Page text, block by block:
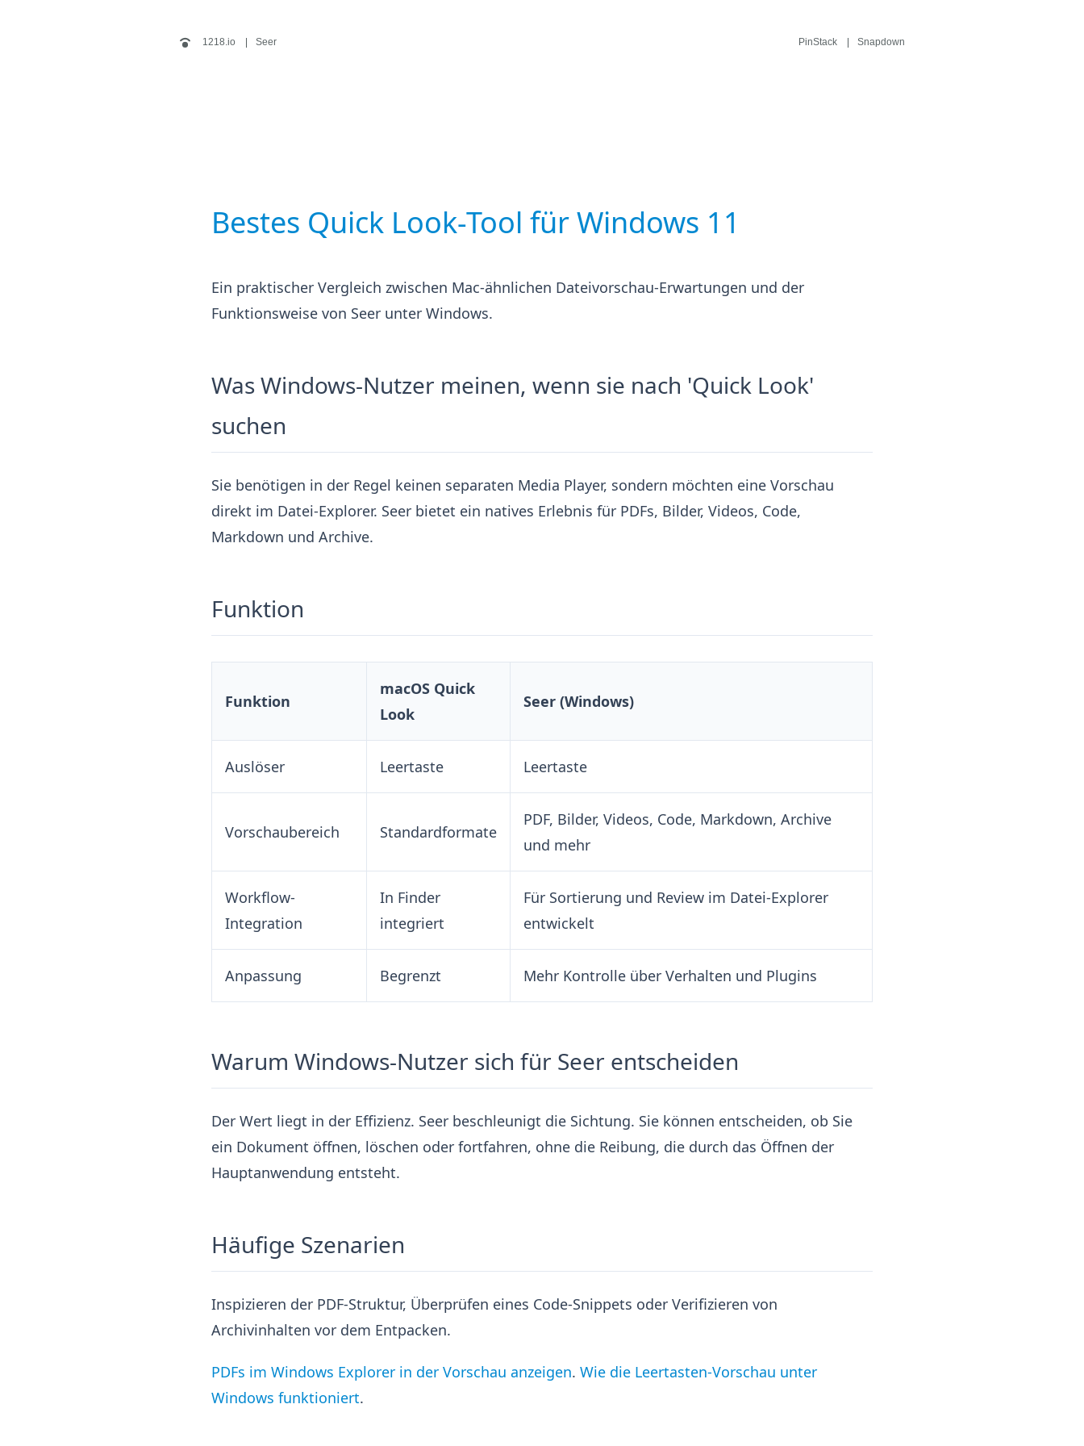
1218.io Seer PinStack Snapdown
Bestes Quick Look-Tool für Windows 11
Ein praktischer Vergleich zwischen Mac-ähnlichen Dateivorschau-Erwartungen und der
Funktionsweise von Seer unter Windows.
Was Windows-Nutzer meinen, wenn sie nach 'Quick Look'
suchen
Sie benötigen in der Regel keinen separaten Media Player, sondern möchten eine Vorschau
direkt im Datei-Explorer. Seer bietet ein natives Erlebnis für PDFs, Bilder, Videos, Code,
Markdown und Archive.
Funktion
Funktion
macOS Quick
Look
Seer (Windows)
Auslöser Leertaste Leertaste
Vorschaubereich Standardformate
PDF, Bilder, Videos, Code, Markdown, Archive
und mehr
Workflow-
Integration
In Finder
integriert
Für Sortierung und Review im Datei-Explorer
entwickelt
Anpassung Begrenzt Mehr Kontrolle über Verhalten und Plugins
Warum Windows-Nutzer sich für Seer entscheiden
Der Wert liegt in der Effizienz. Seer beschleunigt die Sichtung. Sie können entscheiden, ob Sie
ein Dokument öffnen, löschen oder fortfahren, ohne die Reibung, die durch das Öffnen der
Hauptanwendung entsteht.
Häufige Szenarien
Inspizieren der PDF-Struktur, Überprüfen eines Code-Snippets oder Verifizieren von
Archivinhalten vor dem Entpacken.
PDFs im Windows Explorer in der Vorschau anzeigen. Wie die Leertasten-Vorschau unter
Windows funktioniert.